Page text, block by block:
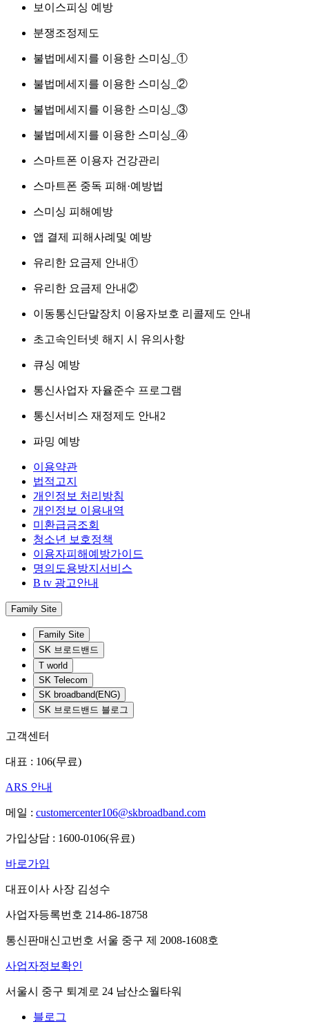
보이스피싱 예방
분쟁조정제도
불법메세지를 이용한 스미싱_①
불법메세지를 이용한 스미싱_②
불법메세지를 이용한 스미싱_③
불법메세지를 이용한 스미싱_④
스마트폰 이용자 건강관리
스마트폰 중독 피해·예방법
스미싱 피해예방
앱 결제 피해사례및 예방
유리한 요금제 안내①
유리한 요금제 안내②
이동통신단말장치 이용자보호 리콜제도 안내
초고속인터넷 해지 시 유의사항
큐싱 예방
통신사업자 자율준수 프로그램
통신서비스 재정제도 안내2
파밍 예방
이용약관
법적고지
개인정보 처리방침
개인정보 이용내역
미환급금조회
청소년 보호정책
이용자피해예방가이드
명의도용방지서비스
B tv 광고안내
Family Site
Family Site
SK 브로드밴드
T world
SK Telecom
SK broadband(ENG)
SK 브로드밴드 블로그
고객센터
대표 : 106(무료)
ARS 안내
메일 : customercenter106@skbroadband.com
가입상담 : 1600-0106(유료)
바로가입
대표이사 사장 김성수
사업자등록번호 214-86-18758
통신판매신고번호 서울 중구 제 2008-1608호
사업자정보확인
서울시 중구 퇴계로 24 남산소월타워
블로그